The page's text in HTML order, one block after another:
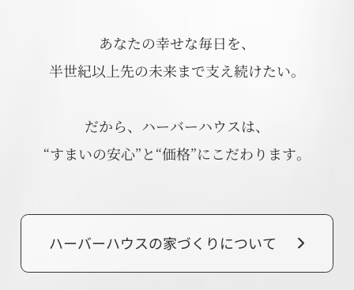
あなたの幸せな毎日を、
半世紀以上先の未来まで支え続けたい。
だから、ハーバーハウスは、
“すまいの安心”と“価格”にこだわります。
ハーバーハウスの家づくりについて